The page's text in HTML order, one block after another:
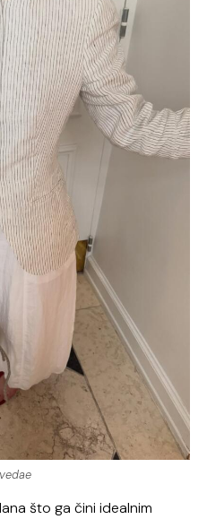
što ga čini idealnim